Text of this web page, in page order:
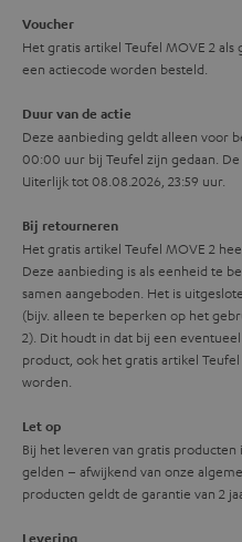
l
e
_
h
i
d
e
n
i
e
Voucher
Het gratis artikel Teufel MOVE 2
een actiecode worden besteld.
Duur van de actie
Deze aanbieding geldt alleen voor
00:00 uur bij Teufel zijn gedaan.
Uiterlijk tot 08.08.2026, 23:59 uur.
Bij retourneren
Het gratis artikel Teufel MOVE 2
Deze aanbieding is als eenheid te
samen aangeboden. Het is
(bijv. alleen te beperken op het
2). Dit houdt in dat bij een
product, ook het gratis artikel
worden.
Let op
Bij het leveren van gratis
gelden – afwijkend van onze
producten geldt de garantie van 2
Levering